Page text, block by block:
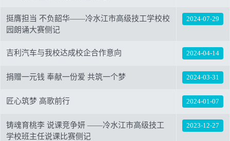
挺膺担当 不负韶华——冷水江市高级技工学校校
园朗诵大赛侧记
2024-07-29
吉利汽车与我校达成校企合作意向 2024-04-14
捐赠一元钱 奉献一份爱 共筑一个梦 2024-03-31
匠心筑梦 高歌前行 2024-01-07
铸魂育桃李 说课竞争妍 ——冷水江市高级技工
学校班主任说课比赛侧记
2023-12-27